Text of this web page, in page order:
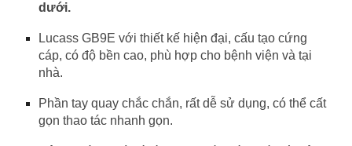
dưới.
Lucass GB9E với thiết kế hiện đại, cấu tạo cứng
cáp, có độ bền cao, phù hợp cho bệnh viện và tại
nhà.
Phần tay quay chắc chắn, rất dễ sử dụng, có thể cất
gọn thao tác nhanh gọn.